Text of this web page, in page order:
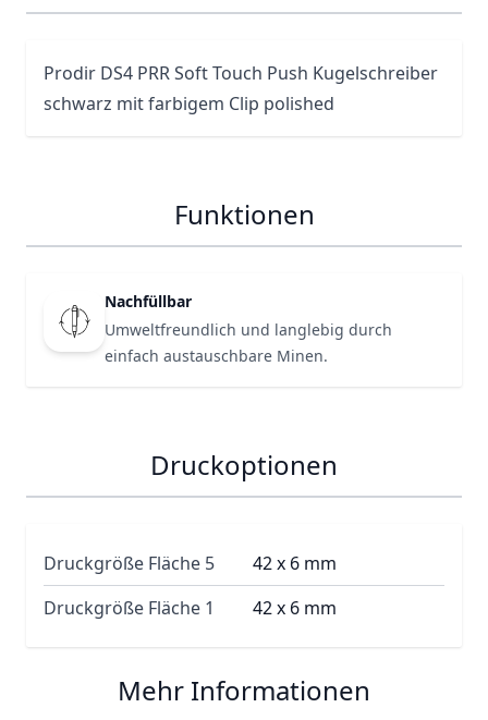
Prodir DS4 PRR Soft Touch Push Kugelschreiber
schwarz mit farbigem Clip polished
Funktionen
Nachfüllbar
Umweltfreundlich und langlebig durch
einfach austauschbare Minen.
Druckoptionen
Druckgröße Fläche 5
42 x 6 mm
Druckgröße Fläche 1
42 x 6 mm
Mehr Informationen